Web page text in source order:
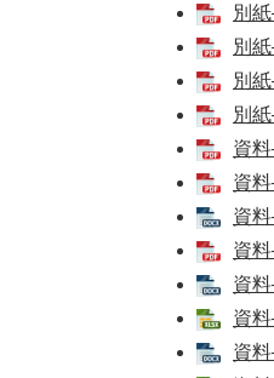
別
別
別
別
資
資
資
資
資
資
資